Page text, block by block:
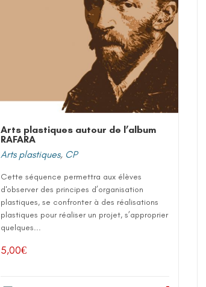
Arts plastiques autour de l’album
RAFARA
Arts plastiques, CP
Cette séquence permettra aux élèves
d'observer des principes d’organisation
plastiques, se confronter à des réalisations
plastiques pour réaliser un projet, s’approprier
quelques...
5,00€